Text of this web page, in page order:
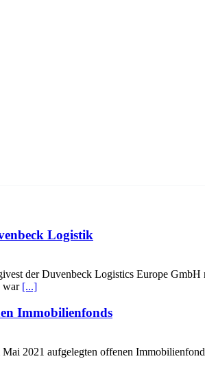
Logistik
der Duvenbeck Logistics Europe
war [...]
Immobilienfonds
2021 aufgelegten offenen